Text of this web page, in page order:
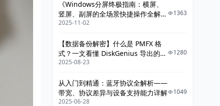
《Windows分屏终极指南：横屏、
竖屏、副屏的全场景快捷操作全解
析》
2025-11-02
1363
【数据备份解密】什么是 PMFX 格
式？一文看懂 DiskGenius 导出的整
机系统镜像
2025-08-23
1280
从入门到精通：蓝牙协议全解析——
带宽、协议差异与设备支持能力详解
2025-06-28
1049